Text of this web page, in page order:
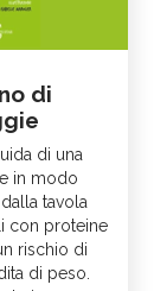
di
di una
in modo
tavola
con proteine
rischio di
di peso.